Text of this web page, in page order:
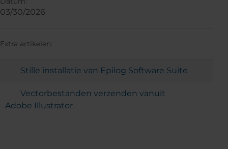
03/30/2026
Extra artikelen:
Stille installatie van Epilog Software Suite
Vectorbestanden verzenden vanuit
Adobe Illustrator